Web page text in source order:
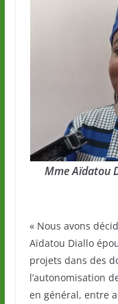
Mme Aïdatou
« Nous avons
Aïdatou Diallo
projets dans des
l’autonomisation
en général, entre